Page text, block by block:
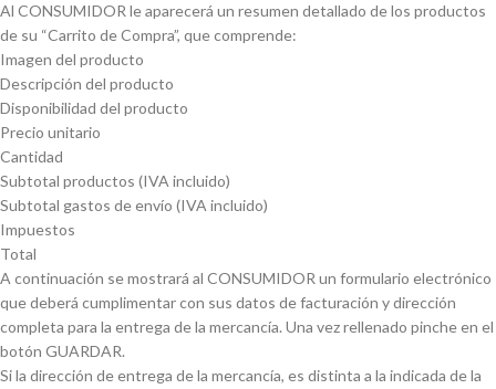
Al CONSUMIDOR le aparecerá un resumen detallado de los productos
de su “Carrito de Compra”, que comprende:
Imagen del producto
Descripción del producto
Disponibilidad del producto
Precio unitario
Cantidad
Subtotal productos (IVA incluido)
Subtotal gastos de envío (IVA incluido)
Impuestos
Total
A continuación se mostrará al CONSUMIDOR un formulario electrónico
que deberá cumplimentar con sus datos de facturación y dirección
completa para la entrega de la mercancía. Una vez rellenado pinche en el
botón GUARDAR.
Si la dirección de entrega de la mercancía, es distinta a la indicada de la